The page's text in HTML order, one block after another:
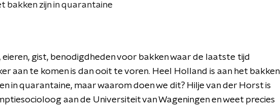
bakken zijn in quarantaine
eieren, gist, benodigdheden voor bakken waar de laatste tijd
aan te komen is dan ooit te voren. Heel Holland is aan het bakken
in quarantaine, maar waarom doen we dit? Hilje van der Horst is
aan de Universiteit van Wageningen en weet precies